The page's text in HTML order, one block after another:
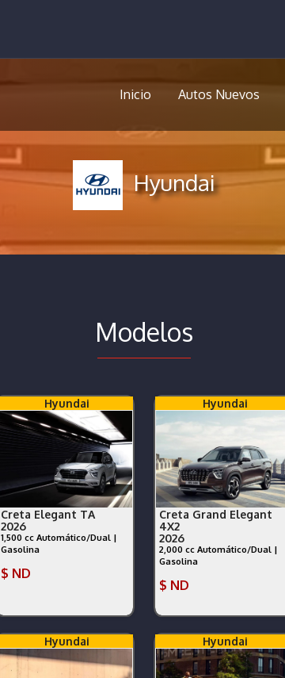
Inicio Autos Nuevos
Hyundai
Modelos
Hyundai
Creta Elegant TA
2026
1,500 cc Automático/Dual |
Gasolina
$ ND
Hyundai
Creta Grand Elegant
4X2
2026
2,000 cc Automático/Dual |
Gasolina
$ ND
Hyundai Hyundai